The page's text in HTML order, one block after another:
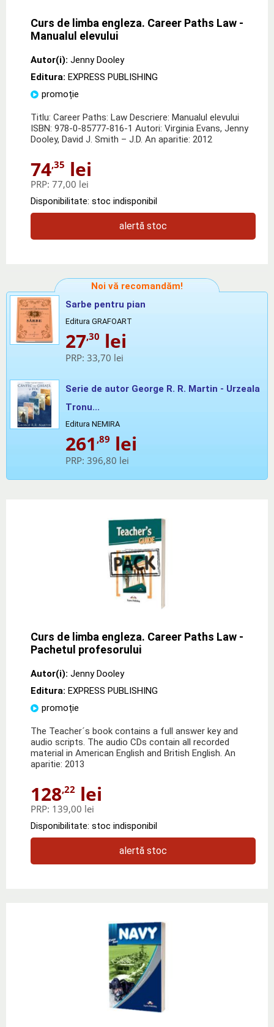
Curs de limba engleza. Career Paths Law -
Manualul elevului
Autor(i): Jenny Dooley
Editura: EXPRESS PUBLISHING
promoție
Titlu: Career Paths: Law Descriere: Manualul elevului
ISBN: 978-0-85777-816-1 Autori: Virginia Evans, Jenny
Dooley, David J. Smith – J.D. An aparitie: 2012
74,35 lei
PRP: 77,00 lei
Disponibilitate: stoc indisponibil
alertă stoc
Noi vă recomandăm!
Sarbe pentru pian
Editura GRAFOART
27,30 lei
PRP: 33,70 lei
Serie de autor George R. R. Martin - Urzeala
Tronu...
Editura NEMIRA
261 ,89 lei
PRP: 396,80 lei
Curs de limba engleza. Career Paths Law -
Pachetul profesorului
Autor(i): Jenny Dooley
Editura: EXPRESS PUBLISHING
promoție
The Teacher´s book contains a full answer key and
audio scripts. The audio CDs contain all recorded
material in American English and British English. An
aparitie: 2013
128,22 lei
PRP: 139,00 lei
Disponibilitate: stoc indisponibil
alertă stoc